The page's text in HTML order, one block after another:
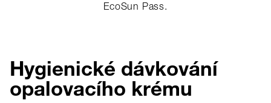
EcoSun Pass.
Hygienické dávkování
opalovacího krému